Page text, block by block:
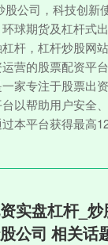
股公司，科技创新
球期货及杠杆式
杆，杠杆炒股网
营的股票配资平
家专注于股票出
以帮助用户安全
本平台获得最高
实盘杠杆_炒
公司 相关话